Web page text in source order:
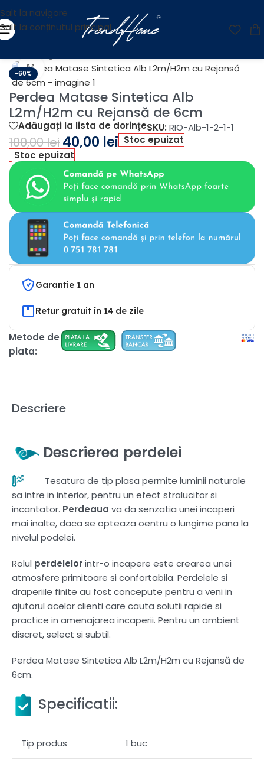
Salt la navigare
Salt la conținutul principal
-60%
Fă clic pentru a mări
Perdea Matase Sintetica Alb
L2m/H2m cu Rejansă de 6cm
Adăugați la lista de dorințeSKU: RIO-Alb-1-2-1-1
100,00lei 40,00 lei Stoc epuizat
Stoc epuizat
Garantie 1 an
Retur gratuit în 14 de zile
Metode de
plata:
Descriere
Descrierea perdelei
Tesatura de tip plasa permite luminii naturale
sa intre in interior, pentru un efect stralucitor si
incantator. Perdeaua va da senzatia unei incaperi
mai inalte, daca se opteaza oentru o lungime pana la
nivelul podelei.
Rolul perdelelorintr-o incapere este crearea unei
atmosfere primitoare si confortabila. Perdelele si
draperiile finite au fost concepute pentru a veni in
ajutorul acelor clienti care cauta solutii rapide si
practice in amenajarea incaperii. Pentru un ambient
discret, select si subtil.
Perdea Matase Sintetica Alb L2m/H2m cu Rejansă de
6cm.
Specificatii:
Tip produs 1 buc